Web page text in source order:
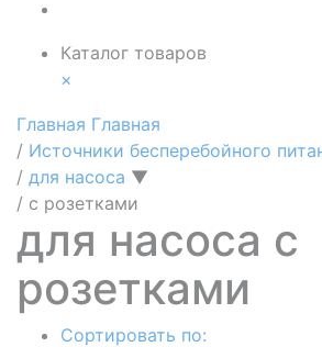
Каталог товаров
×
Главная Главная
/ Источники бесперебойного
/ для насоса ▼
/ с розетками
для насоса с
розетками
Сортировать по: